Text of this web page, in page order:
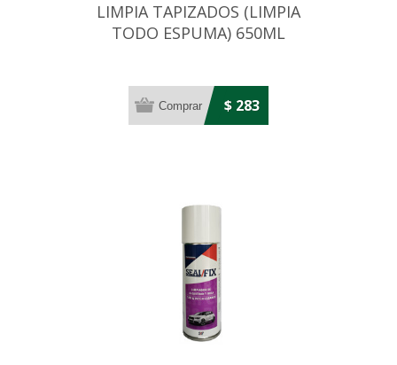
LIMPIA TAPIZADOS (LIMPIA
TODO ESPUMA) 650ML
$ 283